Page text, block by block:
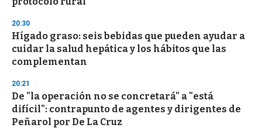
3
s
e
c
o
n
20:30
Hígado graso: seis bebidas que pueden ayudar a
cuidar la salud hepática y los hábitos que las
complementan
20:21
De "la operación no se concretará" a "está
difícil": contrapunto de agentes y dirigentes de
Peñarol por De La Cruz